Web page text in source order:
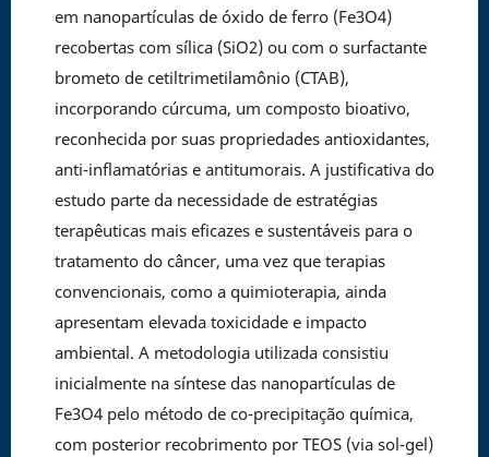
em nanopartículas de óxido de ferro (Fe3O4)
recobertas com sílica (SiO2) ou com o surfactante
brometo de cetiltrimetilamônio (CTAB),
incorporando cúrcuma, um composto bioativo,
reconhecida por suas propriedades antioxidantes,
anti-inflamatórias e antitumorais. A justificativa do
estudo parte da necessidade de estratégias
terapêuticas mais eficazes e sustentáveis para o
tratamento do câncer, uma vez que terapias
convencionais, como a quimioterapia, ainda
apresentam elevada toxicidade e impacto
ambiental. A metodologia utilizada consistiu
inicialmente na síntese das nanopartículas de
Fe3O4 pelo método de co-precipitação química,
com posterior recobrimento por TEOS (via sol-gel)